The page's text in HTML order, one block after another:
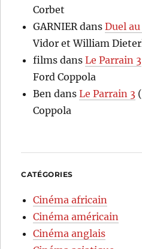
Corbet
GARNIERdansDuel
Vidor et William
films dansLe Parrain 3
Ford Coppola
Ben dansLe Parrain 3
Coppola
CATÉGORIES
Cinéma africain
Cinéma américain
Cinéma anglais